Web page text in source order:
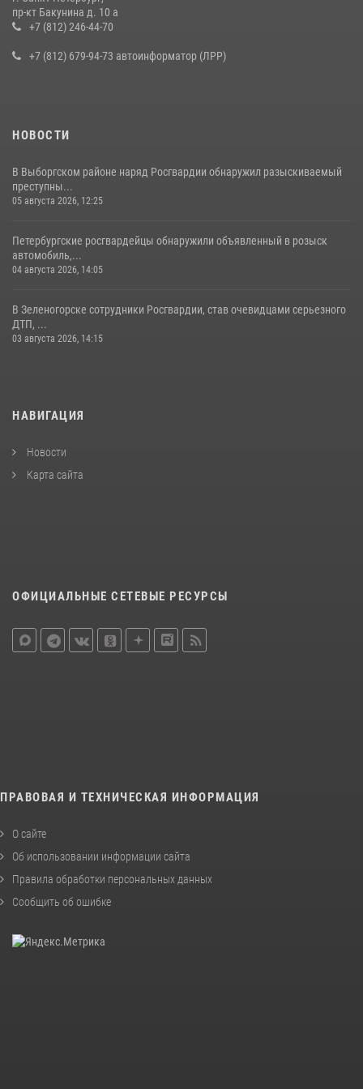
В Ленобласти сотрудники Росгвардии провели встречу с
воспитанниками детского клуба «Умные каникулы»
пр-кт Бакунина д. 10 а
+7 (812) 246-44-70
+7 (812) 679-94-73 автоинформатор (ЛРР)
НОВОСТИ
В Выборгском районе наряд Росгвардии обнаружил разыскиваемый
преступны...
05 августа 2026, 12:25
Петербургские росгвардейцы обнаружили объявленный в розыск
автомобиль,...
04 августа 2026, 14:05
В Зеленогорске сотрудники Росгвардии, став очевидцами серьезного
ДТП, ...
03 августа 2026, 14:15
НАВИГАЦИЯ
Новости
Карта сайта
ОФИЦИАЛЬНЫЕ СЕТЕВЫЕ РЕСУРСЫ
ПРАВОВАЯ И ТЕХНИЧЕСКАЯ ИНФОРМАЦИЯ
О сайте
Об использовании информации сайта
Правила обработки персональных данных
Сообщить об ошибке